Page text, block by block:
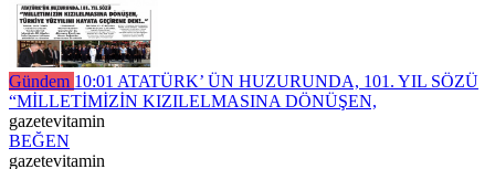
Gündem 10:01 ATATÜRK’ ÜN HUZURUNDA, 101. YIL SÖZÜ
“MİLLETİMİZİN KIZILELMASINA DÖNÜŞEN,
gazetevitamin
BEĞEN
gazetevitamin